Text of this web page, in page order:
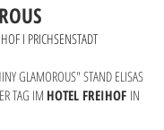
I PRICHSENSTADT
GLAMOROUS" STAND ELISAS
TAG IM HOTEL FREIHOF IN